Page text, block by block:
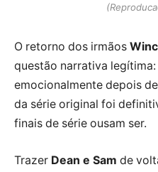
O retorno dos irmãos
questão narrativa
emocionalmente depois
da série original foi
finais de série ousam ser.
Trazer Dean e Sam de